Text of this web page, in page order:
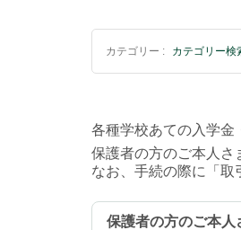
カテゴリー : カテゴリー検
各種学校あての入学金
保護者の方のご本人さ
なお、手続の際に「取
保護者の方のご本人